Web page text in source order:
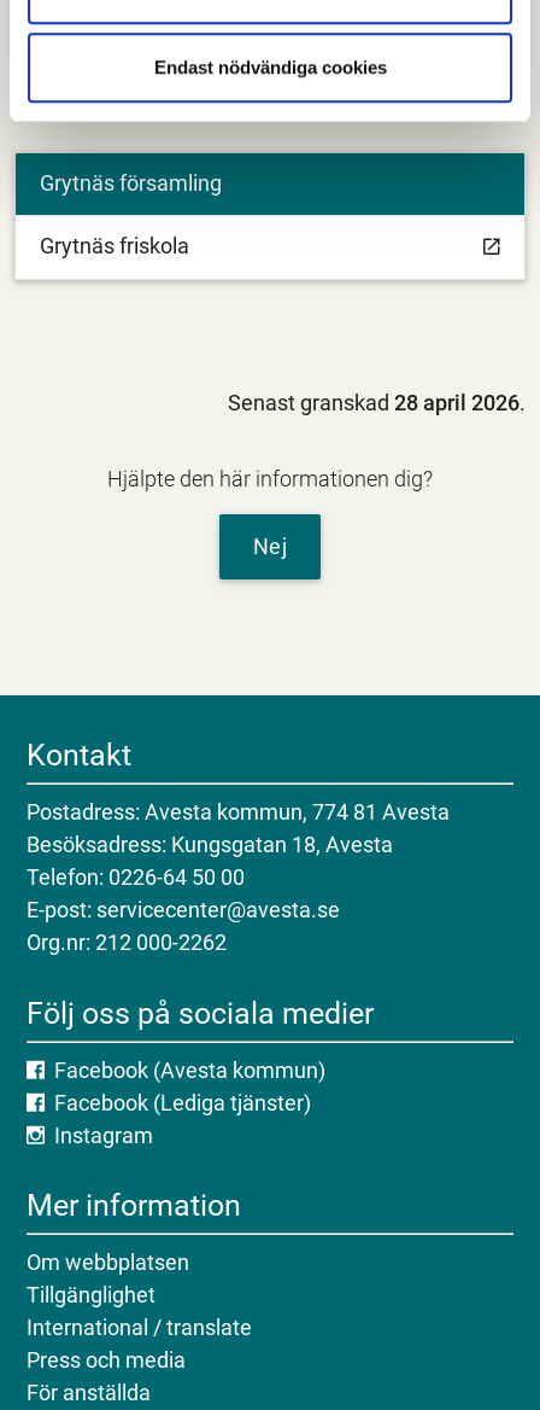
Endast nödvändiga cookies
Johan-Olovskolan åk F-9
Grytnäs församling
Grytnäs friskola
Senast granskad28 april 2026.
Hjälpte den här informationen dig?
Nej
Kontakt
Postadress: Avesta kommun, 774 81 Avesta
Besöksadress: Kungsgatan 18, Avesta
Telefon: 0226-64 50 00
E-post: servicecenter@avesta.se
Org.nr: 212 000-2262
Följ oss på sociala medier
Facebook (Avesta kommun)
Facebook (Lediga tjänster)
Instagram
Mer information
Om webbplatsen
Tillgänglighet
International / translate
Press och media
För anställda